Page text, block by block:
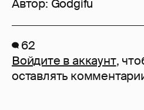
Автор: Godgifu
62
Войдите в аккаунт,
оставлять